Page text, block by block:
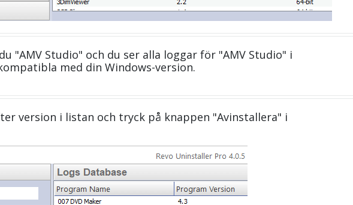
"AMV Studio" och du ser alla loggar för "AMV Studio" i
med din Windows-version.
version i listan och tryck på knappen "Avinstallera" i